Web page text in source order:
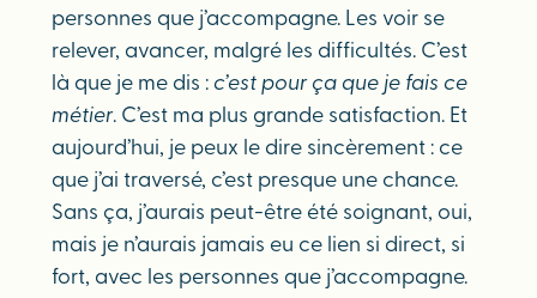
personnes que j’accompagne. Les voir se
relever, avancer, malgré les difficultés. C’est
là que je me dis : c’est pour ça que je fais ce
métier. C’est ma plus grande satisfaction. Et
aujourd’hui, je peux le dire sincèrement : ce
que j’ai traversé, c’est presque une chance.
Sans ça, j’aurais peut-être été soignant, oui,
mais je n’aurais jamais eu ce lien si direct, si
fort, avec les personnes que j’accompagne.